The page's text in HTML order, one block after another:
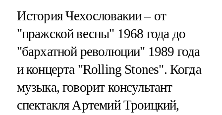
История Чехословакии – от
"пражской весны" 1968 года до
"бархатной революции" 1989 года
и концерта "Rolling Stones". Когда
музыка, говорит консультант
спектакля Артемий Троицкий,